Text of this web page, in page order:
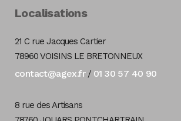
Localisations
21 C rue Jacques Cartier
78960 VOISINS LE BRETONNEUX
contact@agex.fr/ 01 30 57 40 90
8 rue des Artisans